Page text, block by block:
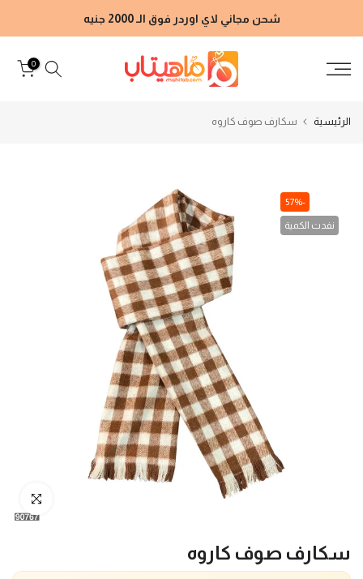
إلى
شحن مجاني لاي اوردر فوق الـ 2000 جنيه
0
الرئيسية سكارف صوف كاروه
-57%
نفدت الكمية
انقر للتكبير
سكارف صوف كاروه